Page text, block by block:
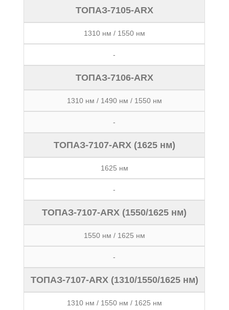
ТОПАЗ-7105-ARX
1310 нм / 1550 нм
-
ТОПАЗ-7106-ARX
1310 нм / 1490 нм / 1550 нм
-
ТОПАЗ-7107-ARX (1625 нм)
1625 нм
-
ТОПАЗ-7107-ARX (1550/1625 нм)
1550 нм / 1625 нм
-
ТОПАЗ-7107-ARX (1310/1550/1625 нм)
1310 нм / 1550 нм / 1625 нм